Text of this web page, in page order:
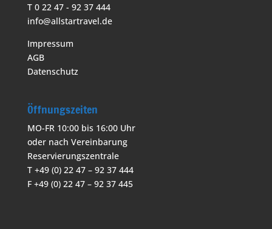
T 0 22 47 - 92 37 444
info@allstartravel.de
Impressum
AGB
Datenschutz
Öffnungszeiten
MO-FR 10:00 bis 16:00 Uhr
oder nach Vereinbarung
Reservierungszentrale
T +49 (0) 22 47 – 92 37 444
F +49 (0) 22 47 – 92 37 445